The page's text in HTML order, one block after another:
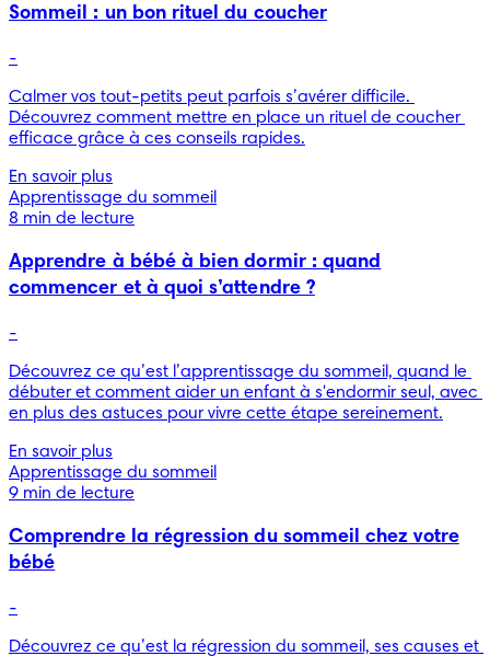
Sommeil : un bon rituel du coucher
-
Calmer vos tout-petits peut parfois s’avérer difficile.
Découvrez comment mettre en place un rituel de coucher
efficace grâce à ces conseils rapides.
En savoir plus
Apprentissage du sommeil
8 min de lecture
Apprendre à bébé à bien dormir : quand
commencer et à quoi s’attendre ?
-
Découvrez ce qu’est l’apprentissage du sommeil, quand le
débuter et comment aider un enfant à s'endormir seul, avec
en plus des astuces pour vivre cette étape sereinement.
En savoir plus
Apprentissage du sommeil
9 min de lecture
Comprendre la régression du sommeil chez votre
bébé
-
Découvrez ce qu’est la régression du sommeil, ses causes et